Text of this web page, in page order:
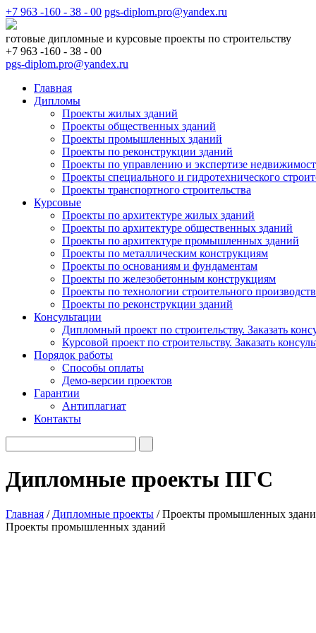
+7 963 -160 - 38 - 00 pgs-diplom.pro@yandex.ru
готовые дипломные и курсовые проекты по строительству
+7 963 -160 - 38 - 00
pgs-diplom.pro@yandex.ru
Главная
Дипломы
Проекты жилых зданий
Проекты общественных зданий
Проекты промышленных зданий
Проекты по реконструкции зданий
Проекты по управлению и экспертизе
Проекты специального и гидротехнического
Проекты транспортного строительства
Курсовые
Проекты по архитектуре жилых зданий
Проекты по архитектуре общественных зданий
Проекты по архитектуре промышленных зданий
Проекты по металлическим конструкциям
Проекты по основаниям и фундаментам
Проекты по железобетонным конструкциям
Проекты по технологии строительного
Проекты по реконструкции зданий
Консультации
Дипломный проект по строительству. Заказать
Курсовой проект по строительству. Заказать
Порядок работы
Способы оплаты
Демо-версии проектов
Гарантии
Антиплагиат
Контакты
Дипломные проекты ПГС
Главная / Дипломные проекты /Проекты промышленных
Проекты промышленных зданий